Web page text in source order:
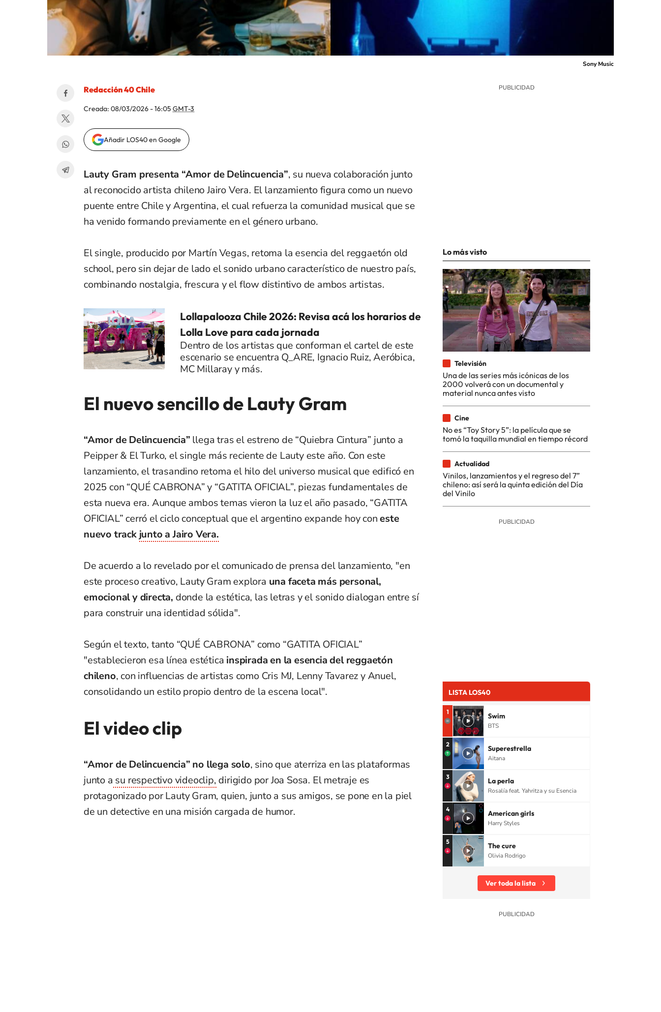
Sony Music
Redacción 40 Chile
Creada: 08/03/2026 - 16:05 GMT-3
Añadir LOS40 en Google
Lauty Gram presenta “Amor de Delincuencia”, su nueva colaboración junto
al reconocido artista chileno Jairo Vera. El lanzamiento figura como un nuevo
puente entre Chile y Argentina, el cual refuerza la comunidad musical que se
ha venido formando previamente en el género urbano.
El single, producido por Martín Vegas, retoma la esencia del reggaetón old
school, pero sin dejar de lado el sonido urbano característico de nuestro país,
combinando nostalgia, frescura y el flow distintivo de ambos artistas.
Lollapalooza Chile 2026: Revisa acá los horarios de
Lolla Love para cada jornada
Dentro de los artistas que conforman el cartel de este
escenario se encuentra Q_ARE, Ignacio Ruiz, Aeróbica,
MC Millaray y más.
El nuevo sencillo de Lauty Gram
“Amor de Delincuencia” llega tras el estreno de “Quiebra Cintura” junto a
Peipper & El Turko, el single más reciente de Lauty este año. Con este
lanzamiento, el trasandino retoma el hilo del universo musical que edificó en
2025 con “QUÉ CABRONA” y “GATITA OFICIAL”, piezas fundamentales de
esta nueva era. Aunque ambos temas vieron la luz el año pasado, “GATITA
OFICIAL” cerró el ciclo conceptual que el argentino expande hoy coneste
nuevo track junto a Jairo Vera.
De acuerdo a lo revelado por el comunicado de prensa del lanzamiento, "en
este proceso creativo, Lauty Gram explora una faceta más personal,
emocional y directa, donde la estética, las letras y el sonido dialogan entre sí
para construir una identidad sólida".
Según el texto, tanto “QUÉ CABRONA” como “GATITA OFICIAL”
"establecieron esa línea estética inspirada en la esencia del reggaetón
chileno, con influencias de artistas como Cris MJ, Lenny Tavarez y Anuel,
consolidando un estilo propio dentro de la escena local".
El video clip
“Amor de Delincuencia” no llega solo, sino que aterriza en las plataformas
junto a su respectivo videoclip, dirigido por Joa Sosa. El metraje es
protagonizado por Lauty Gram, quien, junto a sus amigos, se pone en la piel
de un detective en una misión cargada de humor.
Lo más visto
Televisión
Una de las series más icónicas de los
2000 volverá con un documental y
material nunca antes visto
Cine
No es “Toy Story 5”: la película que se
tomó la taquilla mundial en tiempo récord
Actualidad
Vinilos, lanzamientos y el regreso del 7”
chileno: así será la quinta edición del Día
del Vinilo
LISTA LOS40
1 Swim
BTS
2 Superestrella
Aitana
3 La perla
Rosalía feat. Yahritza y su Esencia
4 American girls
Harry Styles
5 The cure
Olivia Rodrigo
Ver toda la lista